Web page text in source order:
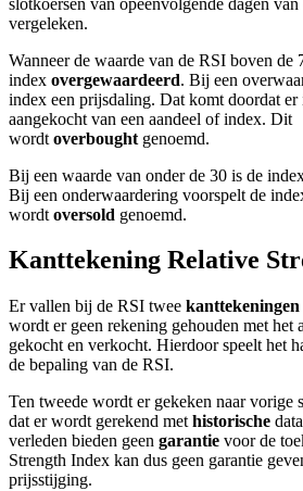
vergeleken.
Wanneer de waarde van de RSI boven de
index overgewaardeerd. Bij een
index een prijsdaling. Dat komt doordat er
aangekocht van een aandeel of index. Dit
wordt overbought genoemd.
Bij een waarde van onder de 30 is de
Bij een onderwaardering voorspelt de
wordt oversold genoemd.
Kanttekening Relative
Er vallen bij de RSI twee kanttekeningen
wordt er geen rekening gehouden met het
gekocht en verkocht. Hierdoor speelt het
de bepaling van de RSI.
Ten tweede wordt er gekeken naar vorige
dat er wordt gerekend met historische
verleden bieden geen garantie voor de
Strength Index kan dus geen garantie
prijsstijging.